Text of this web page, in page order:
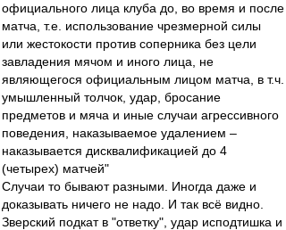
официального лица клуба до, во время и после
матча, т.е. использование чрезмерной силы
или жестокости против соперника без цели
завладения мячом и иного лица, не
являющегося официальным лицом матча, в т.ч.
умышленный толчок, удар, бросание
предметов и мяча и иные случаи агрессивного
поведения, наказываемое удалением –
наказывается дисквалификацией до 4
(четырех) матчей"
Случаи то бывают разными. Иногда даже и
доказывать ничего не надо. И так всё видно.
Зверский подкат в "ответку", удар исподтишка и